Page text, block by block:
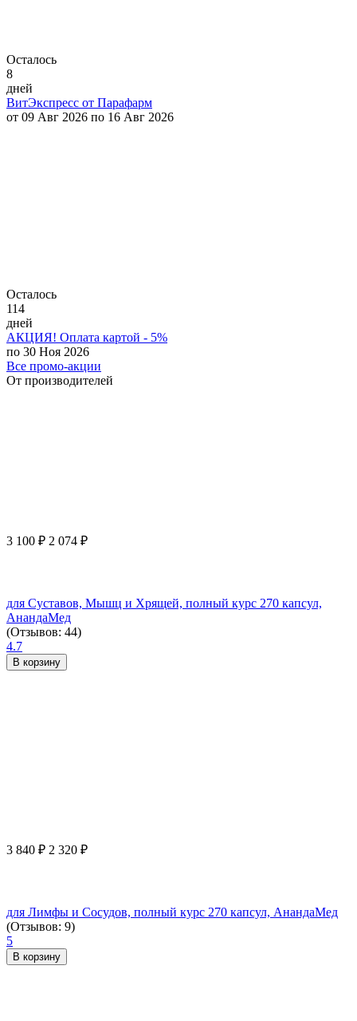
Осталось
8
дней
ВитЭкспресс от Парафарм
от 09 Авг 2026 по 16 Авг 2026
Осталось
114
дней
АКЦИЯ! Оплата картой - 5%
по 30 Ноя 2026
Все промо-акции
От производителей
3 100 ₽ 2 074 ₽
для Суставов, Мышц и Хрящей, полный курс 270 капсул,
АнандаМед
(Отзывов: 44)
4.7
В корзину
3 840 ₽ 2 320 ₽
для Лимфы и Сосудов, полный курс 270 капсул, АнандаМед
(Отзывов: 9)
5
В корзину